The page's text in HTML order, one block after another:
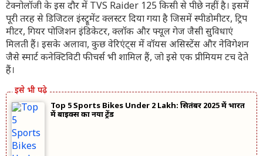
टेक्नोलॉजी के इस दौर में TVS Raider 125 किसी से पीछे नहीं है। इसमें
पूरी तरह से डिजिटल इंस्ट्रूमेंट क्लस्टर दिया गया है जिसमें स्पीडोमीटर, ट्रिप
मीटर, गियर पोजिशन इंडिकेटर, क्लॉक और फ्यूल गेज जैसी सुविधाएं
मिलती हैं। इसके अलावा, कुछ वेरिएंट्स में वॉयस असिस्टेंस और नेविगेशन
जैसे स्मार्ट कनेक्टिविटी फीचर्स भी शामिल हैं, जो इसे एक प्रीमियम टच देते
हैं।
Top 5 Sports Bikes Under 2 Lakh: सितंबर 2025 में भारत
में बाइक्स का नया ट्रेंड